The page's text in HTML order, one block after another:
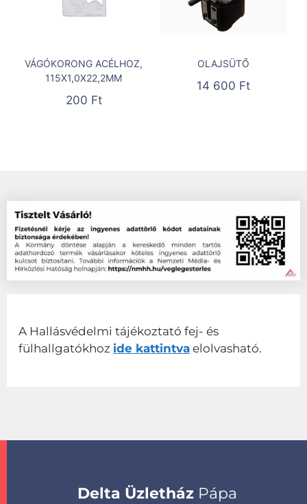
VÁGÓKORONG ACÉLHOZ,
115X1,0X22,2MM
200 Ft
OLAJSÜTŐ
14 600 Ft
A Hallásvédelmi tájékoztató fej- és
fülhallgatókhoz ide kattintva elolvasható.
Delta ÜzletházPápa